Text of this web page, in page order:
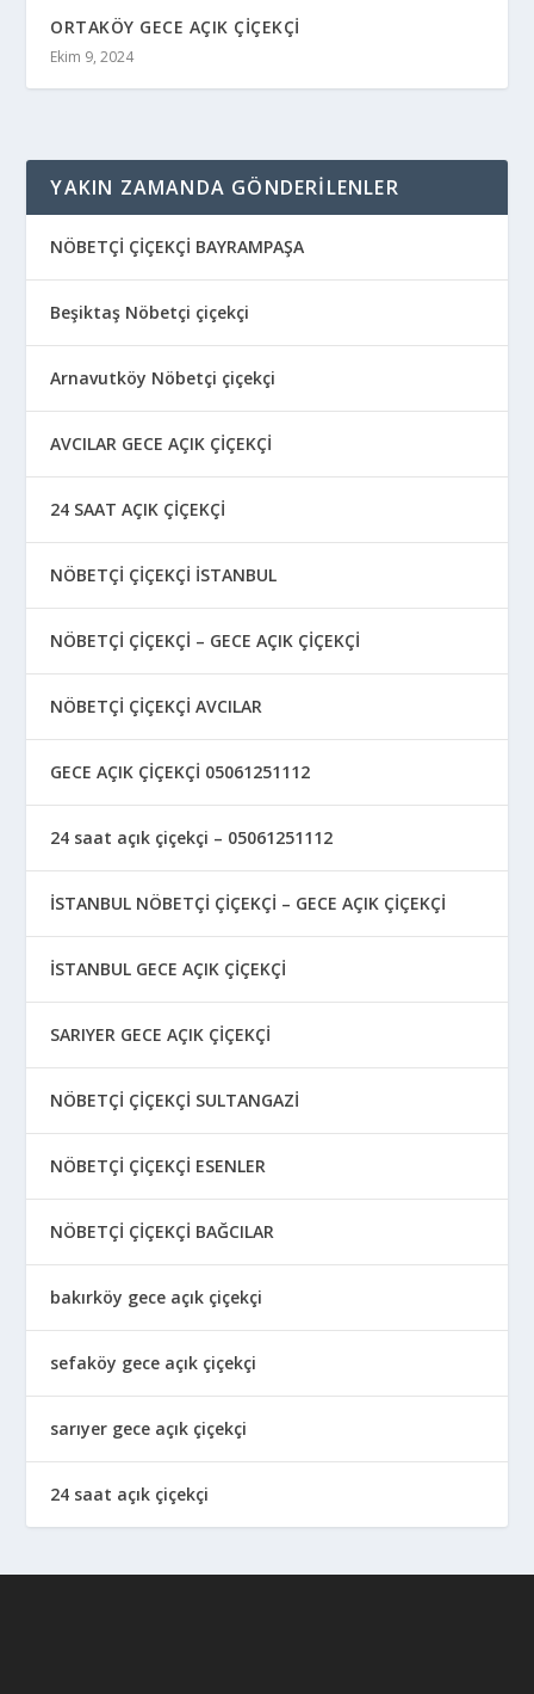
ORTAKÖY GECE AÇIK ÇİÇEKÇİ
Ekim 9, 2024
YAKIN ZAMANDA GÖNDERILENLER
NÖBETÇİ ÇİÇEKÇİ BAYRAMPAŞA
Beşiktaş Nöbetçi çiçekçi
Arnavutköy Nöbetçi çiçekçi
AVCILAR GECE AÇIK ÇİÇEKÇİ
24 SAAT AÇIK ÇİÇEKÇİ
NÖBETÇİ ÇİÇEKÇİ İSTANBUL
NÖBETÇİ ÇİÇEKÇİ – GECE AÇIK ÇİÇEKÇİ
NÖBETÇİ ÇİÇEKÇİ AVCILAR
GECE AÇIK ÇİÇEKÇİ 05061251112
24 saat açık çiçekçi – 05061251112
İSTANBUL NÖBETÇİ ÇİÇEKÇİ – GECE AÇIK ÇİÇEKÇİ
İSTANBUL GECE AÇIK ÇİÇEKÇİ
SARIYER GECE AÇIK ÇİÇEKÇİ
NÖBETÇİ ÇİÇEKÇİ SULTANGAZİ
NÖBETÇİ ÇİÇEKÇİ ESENLER
NÖBETÇİ ÇİÇEKÇİ BAĞCILAR
bakırköy gece açık çiçekçi
sefaköy gece açık çiçekçi
sarıyer gece açık çiçekçi
24 saat açık çiçekçi